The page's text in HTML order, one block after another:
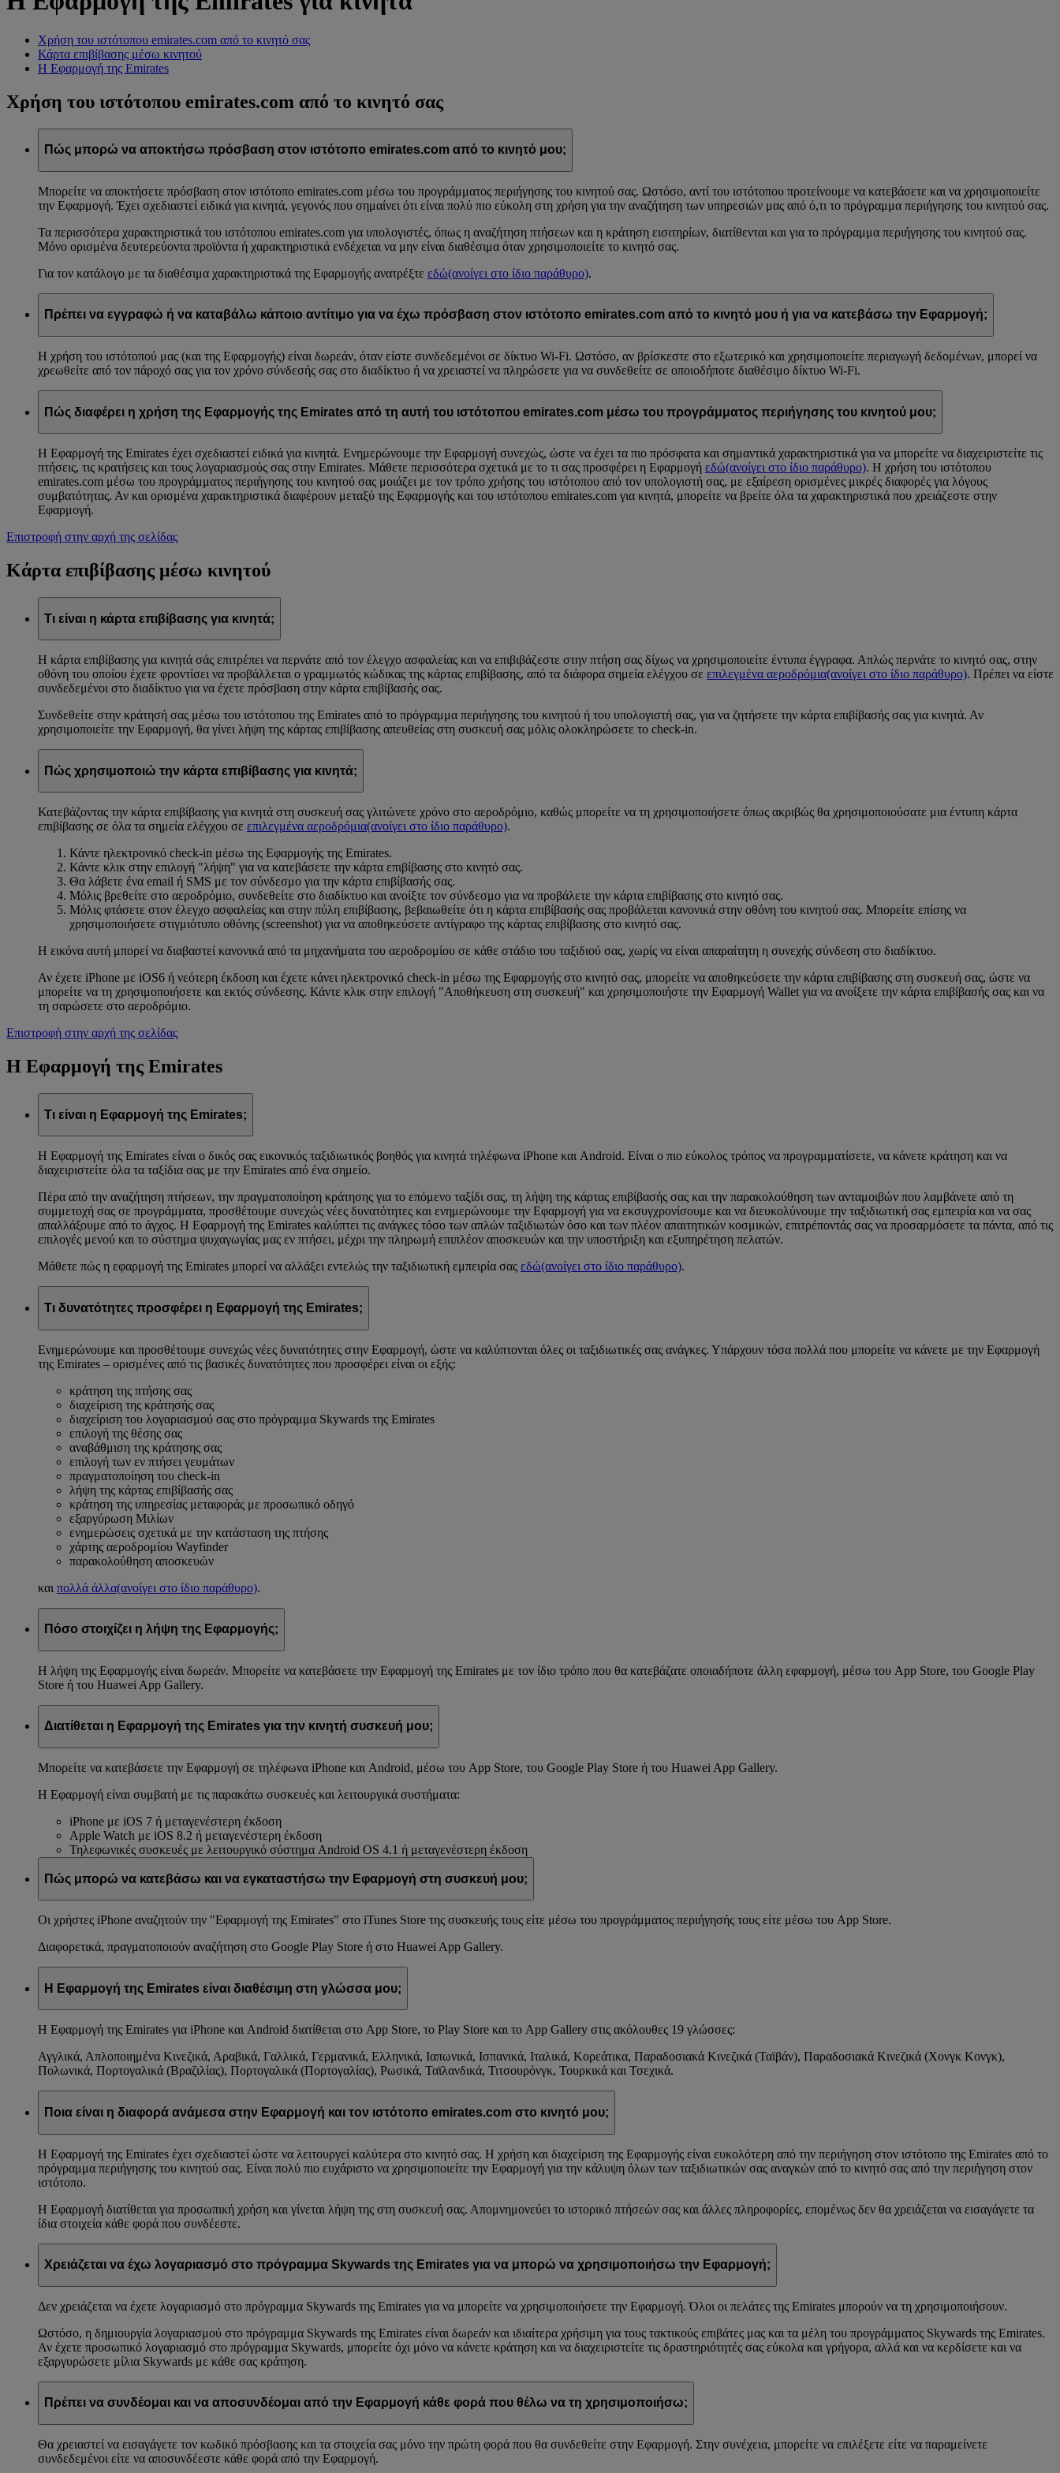
Χρήση του ιστότοπου emirates.com από το κινητό σας
Κάρτα επιβίβασης μέσω κινητού
Η Εφαρμογή της Emirates
Χρήση του ιστότοπου emirates.com από το κινητό σας
Πώς μπορώ να αποκτήσω πρόσβαση στον ιστότοπο emirates.com από το κινητό μου;
Μπορείτε να αποκτήσετε πρόσβαση στον ιστότοπο emirates.com μέσω του προγράμματος περιήγησης του κινητού σας. Ωστόσο, αντί του ιστότοπου προτείνουμε να κατεβάσετε και να χρησιμοποιείτε
την Εφαρμογή. Έχει σχεδιαστεί ειδικά για κινητά, γεγονός που σημαίνει ότι είναι πολύ πιο εύκολη στη χρήση για την αναζήτηση των υπηρεσιών μας από ό,τι το πρόγραμμα περιήγησης του κινητού σας.
Τα περισσότερα χαρακτηριστικά του ιστότοπου emirates.com για υπολογιστές, όπως η αναζήτηση πτήσεων και η κράτηση εισιτηρίων, διατίθενται και για το πρόγραμμα περιήγησης του κινητού σας.
Μόνο ορισμένα δευτερεύοντα προϊόντα ή χαρακτηριστικά ενδέχεται να μην είναι διαθέσιμα όταν χρησιμοποιείτε το κινητό σας.
Για τον κατάλογο με τα διαθέσιμα χαρακτηριστικά της Εφαρμογής ανατρέξτε εδώ(ανοίγει στο ίδιο παράθυρο).
Πρέπει να εγγραφώ ή να καταβάλω κάποιο αντίτιμο για να έχω πρόσβαση στον ιστότοπο emirates.com από το κινητό μου ή για να κατεβάσω την Εφαρμογή;
Η χρήση του ιστότοπού μας (και της Εφαρμογής) είναι δωρεάν, όταν είστε συνδεδεμένοι σε δίκτυο Wi-Fi. Ωστόσο, αν βρίσκεστε στο εξωτερικό και χρησιμοποιείτε περιαγωγή δεδομένων, μπορεί να
χρεωθείτε από τον πάροχό σας για τον χρόνο σύνδεσής σας στο διαδίκτυο ή να χρειαστεί να πληρώσετε για να συνδεθείτε σε οποιοδήποτε διαθέσιμο δίκτυο Wi-Fi.
Πώς διαφέρει η χρήση της Εφαρμογής της Emirates από τη αυτή του ιστότοπου emirates.com μέσω του προγράμματος περιήγησης του κινητού μου;
Η Εφαρμογή της Emirates έχει σχεδιαστεί ειδικά για κινητά. Ενημερώνουμε την Εφαρμογή συνεχώς, ώστε να έχει τα πιο πρόσφατα και σημαντικά χαρακτηριστικά για να μπορείτε να διαχειριστείτε τις
πτήσεις, τις κρατήσεις και τους λογαριασμούς σας στην Emirates. Μάθετε περισσότερα σχετικά με το τι σας προσφέρει η Εφαρμογή εδώ(ανοίγει στο ίδιο παράθυρο). Η χρήση του ιστότοπου
emirates.com μέσω του προγράμματος περιήγησης του κινητού σας μοιάζει με τον τρόπο χρήσης του ιστότοπου από τον υπολογιστή σας, με εξαίρεση ορισμένες μικρές διαφορές για λόγους
συμβατότητας. Αν και ορισμένα χαρακτηριστικά διαφέρουν μεταξύ της Εφαρμογής και του ιστότοπου emirates.com για κινητά, μπορείτε να βρείτε όλα τα χαρακτηριστικά που χρειάζεστε στην
Εφαρμογή.
Επιστροφή στην αρχή της σελίδας
Κάρτα επιβίβασης μέσω κινητού
Τι είναι η κάρτα επιβίβασης για κινητά;
Η κάρτα επιβίβασης για κινητά σάς επιτρέπει να περνάτε από τον έλεγχο ασφαλείας και να επιβιβάζεστε στην πτήση σας δίχως να χρησιμοποιείτε έντυπα έγγραφα. Απλώς περνάτε το κινητό σας, στην
οθόνη του οποίου έχετε φροντίσει να προβάλλεται ο γραμμωτός κώδικας της κάρτας επιβίβασης, από τα διάφορα σημεία ελέγχου σε επιλεγμένα αεροδρόμια(ανοίγει στο ίδιο παράθυρο). Πρέπει να είστε
συνδεδεμένοι στο διαδίκτυο για να έχετε πρόσβαση στην κάρτα επιβίβασής σας.
Συνδεθείτε στην κράτησή σας μέσω του ιστότοπου της Emirates από το πρόγραμμα περιήγησης του κινητού ή του υπολογιστή σας, για να ζητήσετε την κάρτα επιβίβασής σας για κινητά. Αν
χρησιμοποιείτε την Εφαρμογή, θα γίνει λήψη της κάρτας επιβίβασης απευθείας στη συσκευή σας μόλις ολοκληρώσετε το check-in.
Πώς χρησιμοποιώ την κάρτα επιβίβασης για κινητά;
Κατεβάζοντας την κάρτα επιβίβασης για κινητά στη συσκευή σας γλιτώνετε χρόνο στο αεροδρόμιο, καθώς μπορείτε να τη χρησιμοποιήσετε όπως ακριβώς θα χρησιμοποιούσατε μια έντυπη κάρτα
επιβίβασης σε όλα τα σημεία ελέγχου σε επιλεγμένα αεροδρόμια(ανοίγει στο ίδιο παράθυρο).
Κάντε ηλεκτρονικό check-in μέσω της Εφαρμογής της Emirates.
Κάντε κλικ στην επιλογή "λήψη" για να κατεβάσετε την κάρτα επιβίβασης στο κινητό σας.
Θα λάβετε ένα email ή SMS με τον σύνδεσμο για την κάρτα επιβίβασής σας.
Μόλις βρεθείτε στο αεροδρόμιο, συνδεθείτε στο διαδίκτυο και ανοίξτε τον σύνδεσμο για να προβάλετε την κάρτα επιβίβασης στο κινητό σας.
Μόλις φτάσετε στον έλεγχο ασφαλείας και στην πύλη επιβίβασης, βεβαιωθείτε ότι η κάρτα επιβίβασής σας προβάλεται κανονικά στην οθόνη του κινητού σας. Μπορείτε επίσης να
χρησιμοποιήσετε στιγμιότυπο οθόνης (screenshot) για να αποθηκεύσετε αντίγραφο της κάρτας επιβίβασης στο κινητό σας.
Η εικόνα αυτή μπορεί να διαβαστεί κανονικά από τα μηχανήματα του αεροδρομίου σε κάθε στάδιο του ταξιδιού σας, χωρίς να είναι απαραίτητη η συνεχής σύνδεση στο διαδίκτυο.
Αν έχετε iPhone με iOS6 ή νεότερη έκδοση και έχετε κάνει ηλεκτρονικό check-in μέσω της Εφαρμογής στο κινητό σας, μπορείτε να αποθηκεύσετε την κάρτα επιβίβασης στη συσκευή σας, ώστε να
μπορείτε να τη χρησιμοποιήσετε και εκτός σύνδεσης. Κάντε κλικ στην επιλογή "Αποθήκευση στη συσκευή" και χρησιμοποιήστε την Εφαρμογή Wallet για να ανοίξετε την κάρτα επιβίβασής σας και να
τη σαρώσετε στο αεροδρόμιο.
Επιστροφή στην αρχή της σελίδας
Η Εφαρμογή της Emirates
Τι είναι η Εφαρμογή της Emirates;
Η Εφαρμογή της Emirates είναι ο δικός σας εικονικός ταξιδιωτικός βοηθός για κινητά τηλέφωνα iPhone και Android. Είναι ο πιο εύκολος τρόπος να προγραμματίσετε, να κάνετε κράτηση και να
διαχειριστείτε όλα τα ταξίδια σας με την Emirates από ένα σημείο.
Πέρα από την αναζήτηση πτήσεων, την πραγματοποίηση κράτησης για το επόμενο ταξίδι σας, τη λήψη της κάρτας επιβίβασής σας και την παρακολούθηση των ανταμοιβών που λαμβάνετε από τη
συμμετοχή σας σε προγράμματα, προσθέτουμε συνεχώς νέες δυνατότητες και ενημερώνουμε την Εφαρμογή για να εκσυγχρονίσουμε και να διευκολύνουμε την ταξιδιωτική σας εμπειρία και να σας
απαλλάξουμε από το άγχος. Η Εφαρμογή της Emirates καλύπτει τις ανάγκες τόσο των απλών ταξιδιωτών όσο και των πλέον απαιτητικών κοσμικών, επιτρέποντάς σας να προσαρμόσετε τα πάντα, από τις
επιλογές μενού και το σύστημα ψυχαγωγίας μας εν πτήσει, μέχρι την πληρωμή επιπλέον αποσκευών και την υποστήριξη και εξυπηρέτηση πελατών.
Μάθετε πώς η εφαρμογή της Emirates μπορεί να αλλάξει εντελώς την ταξιδιωτική εμπειρία σας εδώ(ανοίγει στο ίδιο παράθυρο).
Τι δυνατότητες προσφέρει η Εφαρμογή της Emirates;
Ενημερώνουμε και προσθέτουμε συνεχώς νέες δυνατότητες στην Εφαρμογή, ώστε να καλύπτονται όλες οι ταξιδιωτικές σας ανάγκες. Υπάρχουν τόσα πολλά που μπορείτε να κάνετε με την Εφαρμογή
της Emirates – ορισμένες από τις βασικές δυνατότητες που προσφέρει είναι οι εξής:
κράτηση της πτήσης σας
διαχείριση της κράτησής σας
διαχείριση του λογαριασμού σας στο πρόγραμμα Skywards της Emirates
επιλογή της θέσης σας
αναβάθμιση της κράτησης σας
επιλογή των εν πτήσει γευμάτων
πραγματοποίηση του check-in
λήψη της κάρτας επιβίβασής σας
κράτηση της υπηρεσίας μεταφοράς με προσωπικό οδηγό
εξαργύρωση Μιλίων
ενημερώσεις σχετικά με την κατάσταση της πτήσης
χάρτης αεροδρομίου Wayfinder
παρακολούθηση αποσκευών
και πολλά άλλα(ανοίγει στο ίδιο παράθυρο).
Πόσο στοιχίζει η λήψη της Εφαρμογής;
Η λήψη της Εφαρμογής είναι δωρεάν. Μπορείτε να κατεβάσετε την Εφαρμογή της Emirates με τον ίδιο τρόπο που θα κατεβάζατε οποιαδήποτε άλλη εφαρμογή, μέσω του App Store, του Google Play
Store ή του Huawei App Gallery.
Διατίθεται η Εφαρμογή της Emirates για την κινητή συσκευή μου;
Μπορείτε να κατεβάσετε την Εφαρμογή σε τηλέφωνα iPhone και Android, μέσω του App Store, του Google Play Store ή του Huawei App Gallery.
Η Εφαρμογή είναι συμβατή με τις παρακάτω συσκευές και λειτουργικά συστήματα:
iPhone με iOS 7 ή μεταγενέστερη έκδοση
Apple Watch με iOS 8.2 ή μεταγενέστερη έκδοση
Τηλεφωνικές συσκευές με λειτουργικό σύστημα Android OS 4.1 ή μεταγενέστερη έκδοση
Πώς μπορώ να κατεβάσω και να εγκαταστήσω την Εφαρμογή στη συσκευή μου;
Οι χρήστες iPhone αναζητούν την "Εφαρμογή της Emirates" στο iTunes Store της συσκευής τους είτε μέσω του προγράμματος περιήγησής τους είτε μέσω του App Store.
Διαφορετικά, πραγματοποιούν αναζήτηση στο Google Play Store ή στο Huawei App Gallery.
Η Εφαρμογή της Emirates είναι διαθέσιμη στη γλώσσα μου;
Η Εφαρμογή της Emirates για iPhone και Android διατίθεται στο App Store, το Play Store και το App Gallery στις ακόλουθες 19 γλώσσες:
Αγγλικά, Απλοποιημένα Κινεζικά, Αραβικά, Γαλλικά, Γερμανικά, Ελληνικά, Ιαπωνικά, Ισπανικά, Ιταλικά, Κορεάτικα, Παραδοσιακά Κινεζικά (Ταϊβάν), Παραδοσιακά Κινεζικά (Χονγκ Κονγκ),
Πολωνικά, Πορτογαλικά (Βραζιλίας), Πορτογαλικά (Πορτογαλίας), Ρωσικά, Ταϊλανδικά, Τιτσουρόνγκ, Τουρκικά και Τσεχικά.
Ποια είναι η διαφορά ανάμεσα στην Εφαρμογή και τον ιστότοπο emirates.com στο κινητό μου;
Η Εφαρμογή της Emirates έχει σχεδιαστεί ώστε να λειτουργεί καλύτερα στο κινητό σας. Η χρήση και διαχείριση της Εφαρμογής είναι ευκολότερη από την περιήγηση στον ιστότοπο της Emirates από το
πρόγραμμα περιήγησης του κινητού σας. Είναι πολύ πιο ευχάριστο να χρησιμοποιείτε την Εφαρμογή για την κάλυψη όλων των ταξιδιωτικών σας αναγκών από το κινητό σας από την περιήγηση στον
ιστότοπο.
Η Εφαρμογή διατίθεται για προσωπική χρήση και γίνεται λήψη της στη συσκευή σας. Απομνημονεύει το ιστορικό πτήσεών σας και άλλες πληροφορίες, επομένως δεν θα χρειάζεται να εισαγάγετε τα
ίδια στοιχεία κάθε φορά που συνδέεστε.
Χρειάζεται να έχω λογαριασμό στο πρόγραμμα Skywards της Emirates για να μπορώ να χρησιμοποιήσω την Εφαρμογή;
Δεν χρειάζεται να έχετε λογαριασμό στο πρόγραμμα Skywards της Emirates για να μπορείτε να χρησιμοποιήσετε την Εφαρμογή. Όλοι οι πελάτες της Emirates μπορούν να τη χρησιμοποιήσουν.
Ωστόσο, η δημιουργία λογαριασμού στο πρόγραμμα Skywards της Emirates είναι δωρεάν και ιδιαίτερα χρήσιμη για τους τακτικούς επιβάτες μας και τα μέλη του προγράμματος Skywards της Emirates.
Αν έχετε προσωπικό λογαριασμό στο πρόγραμμα Skywards, μπορείτε όχι μόνο να κάνετε κράτηση και να διαχειριστείτε τις δραστηριότητές σας εύκολα και γρήγορα, αλλά και να κερδίσετε και να
εξαργυρώσετε μίλια Skywards με κάθε σας κράτηση.
Πρέπει να συνδέομαι και να αποσυνδέομαι από την Εφαρμογή κάθε φορά που θέλω να τη χρησιμοποιήσω;
Θα χρειαστεί να εισαγάγετε τον κωδικό πρόσβασης και τα στοιχεία σας μόνο την πρώτη φορά που θα συνδεθείτε στην Εφαρμογή. Στην συνέχεια, μπορείτε να επιλέξετε είτε να παραμείνετε
συνδεδεμένοι είτε να αποσυνδέεστε κάθε φορά από την Εφαρμογή.